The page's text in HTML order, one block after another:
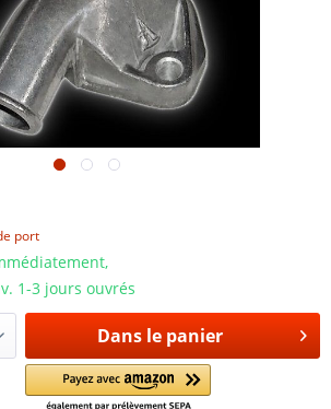
port
1-3 jours ouvrés
Dans le panier